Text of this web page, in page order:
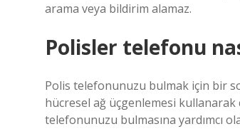
arama veya bildirim alamaz.
Polisler telefonu
Polis telefonunuzu bulmak için bir
hücresel ağ üçgenlemesi
telefonunuzu bulmasına yardımcı